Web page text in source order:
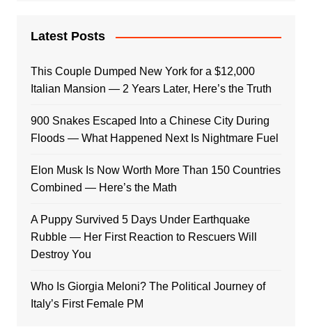
Latest Posts
This Couple Dumped New York for a $12,000
Italian Mansion — 2 Years Later, Here’s the Truth
900 Snakes Escaped Into a Chinese City During
Floods — What Happened Next Is Nightmare Fuel
Elon Musk Is Now Worth More Than 150 Countries
Combined — Here’s the Math
A Puppy Survived 5 Days Under Earthquake
Rubble — Her First Reaction to Rescuers Will
Destroy You
Who Is Giorgia Meloni? The Political Journey of
Italy’s First Female PM